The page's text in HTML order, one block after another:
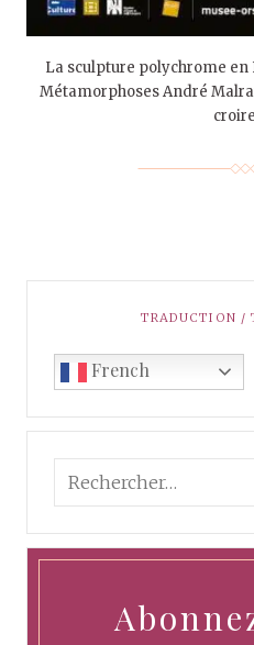
La sculpture polychrome en
Métamorphoses André
TRADUCTION /
French